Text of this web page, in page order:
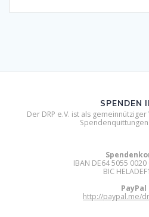
SPENDEN
Der DRP e.V. ist als
IBAN DE64 5055
BIC
PayPal
http://paypal.me/